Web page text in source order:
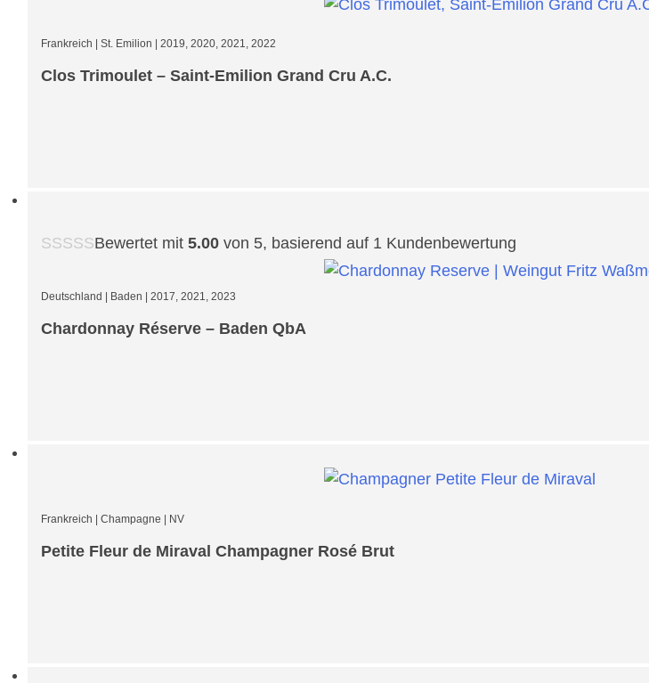
Frankreich |St. Emilion |2019, 2020, 2021, 2022
Clos Trimoulet – Saint-Emilion Grand Cru A.C.
Bewertet mit5.00 von 5, basierend auf 1 Kundenbewertung
Deutschland Baden |2017, 2021, 2023
Chardonnay Réserve – Baden QbA
Frankreich |Champagne | NV
Petite Fleur de Miraval Champagner Rosé Brut